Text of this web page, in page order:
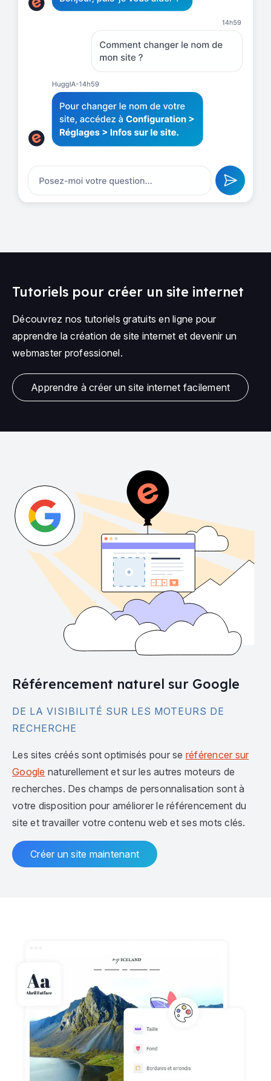
Tutoriels pour créer un site internet
Découvrez nos tutoriels gratuits en ligne pour
apprendre la création de site internet et devenir un
webmaster professionel.
Apprendre à créer un site internet facilement
Référencement naturel sur Google
DE LA VISIBILITÉ SUR LES MOTEURS DE
RECHERCHE
Les sites créés sont optimisés pour se référencer sur
Google naturellement et sur les autres moteurs de
recherches. Des champs de personnalisation sont à
votre disposition pour améliorer le référencement du
site et travailler votre contenu web et ses mots clés.
Créer un site maintenant